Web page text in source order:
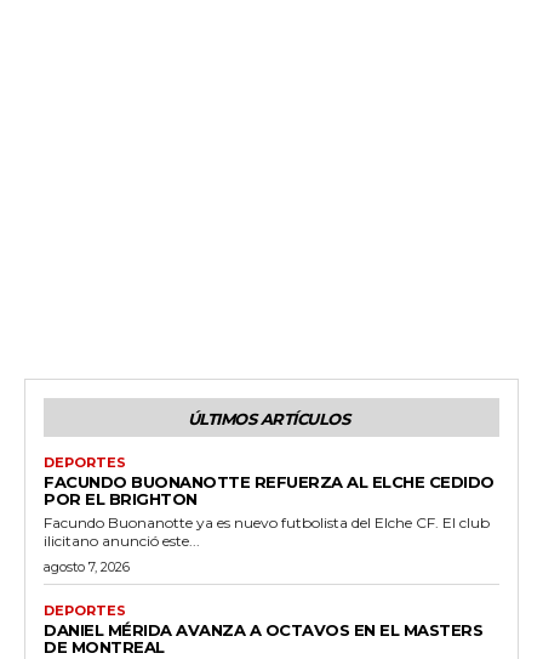
ÚLTIMOS ARTÍCULOS
DEPORTES
FACUNDO BUONANOTTE REFUERZA AL ELCHE CEDIDO
POR EL BRIGHTON
Facundo Buonanotte ya es nuevo futbolista del Elche CF. El club
ilicitano anunció este...
agosto 7, 2026
DEPORTES
DANIEL MÉRIDA AVANZA A OCTAVOS EN EL MASTERS
DE MONTREAL